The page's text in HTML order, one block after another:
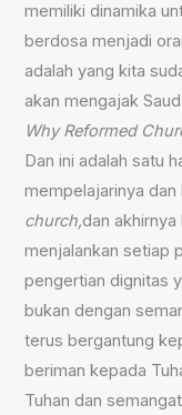
memiliki dinamika
berdosa menjadi
adalah yang kita
akan mengajak
Why Reformed
Dan ini adalah satu
mempelajarinya
church,dan
menjalankan setiap
pengertian dignitas
bukan dengan
terus bergantung
beriman kepada
Tuhan dan